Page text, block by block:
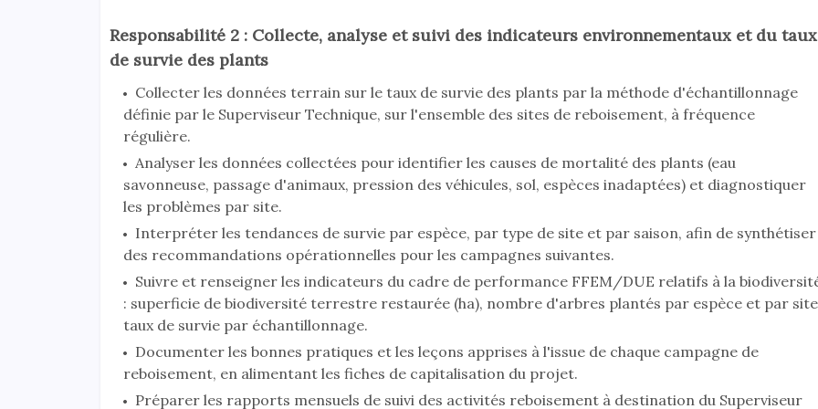
Responsabilité 2 : Collecte, analyse et suivi des indicateurs environnementaux et du taux
de survie des plants
Collecter les données terrain sur le taux de survie des plants par la méthode d'échantillonnage
définie par le Superviseur Technique, sur l'ensemble des sites de reboisement, à fréquence
régulière.
Analyser les données collectées pour identifier les causes de mortalité des plants (eau
savonneuse, passage d'animaux, pression des véhicules, sol, espèces inadaptées) et diagnostiquer
les problèmes par site.
Interpréter les tendances de survie par espèce, par type de site et par saison, afin de synthétiser
des recommandations opérationnelles pour les campagnes suivantes.
Suivre et renseigner les indicateurs du cadre de performance FFEM/DUE relatifs à la
: superficie de biodiversité terrestre restaurée (ha), nombre d'arbres plantés par espèce et par
taux de survie par échantillonnage.
Documenter les bonnes pratiques et les leçons apprises à l'issue de chaque campagne de
reboisement, en alimentant les fiches de capitalisation du projet.
Préparer les rapports mensuels de suivi des activités reboisement à destination du Superviseur